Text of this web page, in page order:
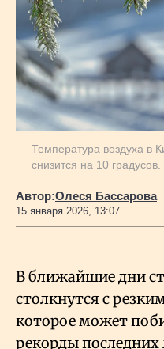
Власть
Геополитика
Исследования
Life & Arts
О нас
Все новости
Температура воздуха в
снизится на 10 градусов.
Автор:Олеся Бассарова
15 января 2026, 13:07
В ближайшие дни
столкнутся с
которое может
рекорды последних